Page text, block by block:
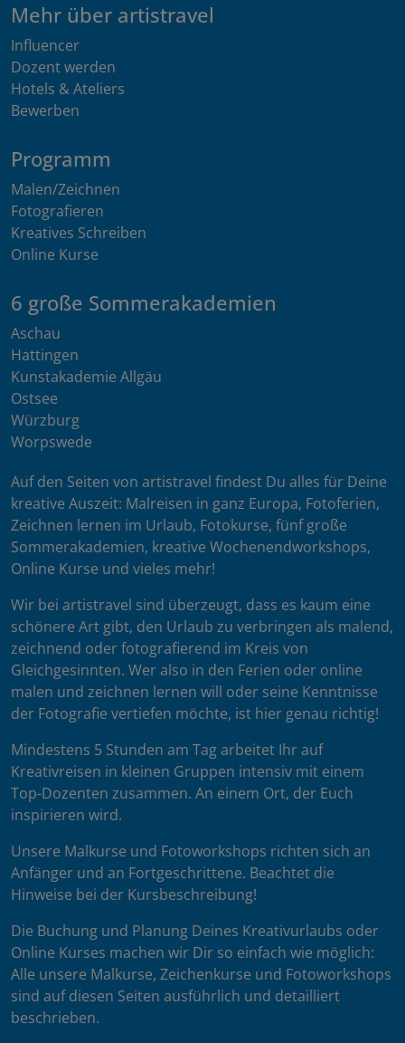
Mehr über artistravel
Influencer
Dozent werden
Hotels & Ateliers
Bewerben
Programm
Malen/Zeichnen
Fotografieren
Kreatives Schreiben
Online Kurse
6 große Sommerakademien
Aschau
Hattingen
Kunstakademie Allgäu
Ostsee
Würzburg
Worpswede
Auf den Seiten von artistravel findest Du alles für Deine
kreative Auszeit: Malreisen in ganz Europa, Fotoferien,
Zeichnen lernen im Urlaub, Fotokurse, fünf große
Sommerakademien, kreative Wochenendworkshops,
Online Kurse und vieles mehr!
Wir bei artistravel sind überzeugt, dass es kaum eine
schönere Art gibt, den Urlaub zu verbringen als malend,
zeichnend oder fotografierend im Kreis von
Gleichgesinnten. Wer also in den Ferien oder online
malen und zeichnen lernen will oder seine Kenntnisse
der Fotografie vertiefen möchte, ist hier genau richtig!
Mindestens 5 Stunden am Tag arbeitet Ihr auf
Kreativreisen in kleinen Gruppen intensiv mit einem
Top-Dozenten zusammen. An einem Ort, der Euch
inspirieren wird.
Unsere Malkurse und Fotoworkshops richten sich an
Anfänger und an Fortgeschrittene. Beachtet die
Hinweise bei der Kursbeschreibung!
Die Buchung und Planung Deines Kreativurlaubs oder
Online Kurses machen wir Dir so einfach wie möglich:
Alle unsere Malkurse, Zeichenkurse und Fotoworkshops
sind auf diesen Seiten ausführlich und detailliert
beschrieben.